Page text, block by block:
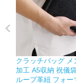
クラッチバッグ
加工 A5収納 祝儀
ループ革紐 フォ